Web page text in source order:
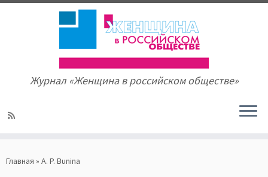
to
Журнал «Женщина в российском обществе»
Главная » A. P. Bunina